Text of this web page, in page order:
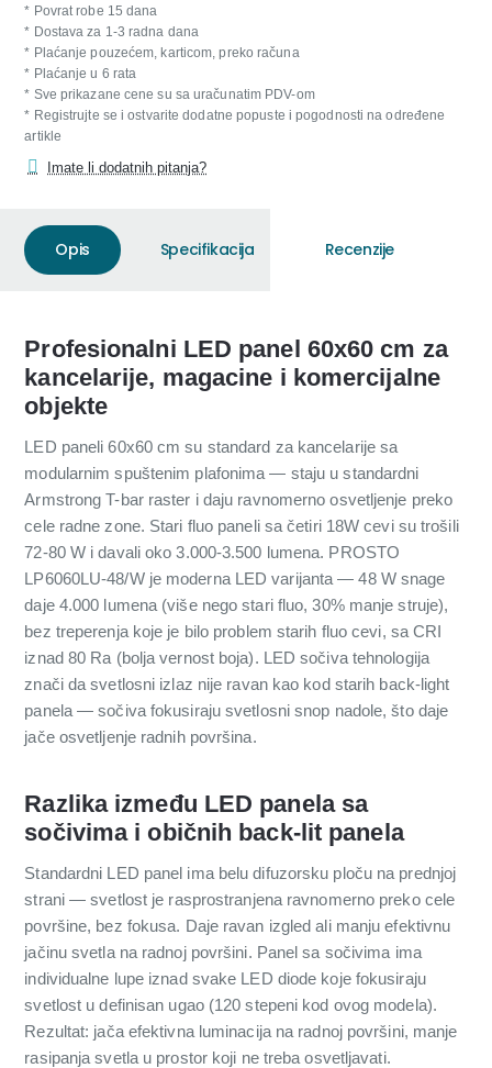
* Povrat robe 15 dana
* Dostava za 1-3 radna dana
* Plaćanje pouzećem, karticom, preko računa
* Plaćanje u 6 rata
* Sve prikazane cene su sa uračunatim PDV-om
* Registrujte se i ostvarite dodatne popuste i pogodnosti na određene
artikle
Imate li dodatnih pitanja?
Opis Specifikacija Recenzije
Profesionalni LED panel 60x60 cm za
kancelarije, magacine i komercijalne
objekte
LED paneli 60x60 cm su standard za kancelarije sa
modularnim spuštenim plafonima — staju u standardni
Armstrong T-bar raster i daju ravnomerno osvetljenje preko
cele radne zone. Stari fluo paneli sa četiri 18W cevi su trošili
72-80 W i davali oko 3.000-3.500 lumena. PROSTO
LP6060LU-48/W je moderna LED varijanta — 48 W snage
daje 4.000 lumena (više nego stari fluo, 30% manje struje),
bez treperenja koje je bilo problem starih fluo cevi, sa CRI
iznad 80 Ra (bolja vernost boja). LED sočiva tehnologija
znači da svetlosni izlaz nije ravan kao kod starih back-light
panela — sočiva fokusiraju svetlosni snop nadole, što daje
jače osvetljenje radnih površina.
Razlika između LED panela sa
sočivima i običnih back-lit panela
Standardni LED panel ima belu difuzorsku ploču na prednjoj
strani — svetlost je rasprostranjena ravnomerno preko cele
površine, bez fokusa. Daje ravan izgled ali manju efektivnu
jačinu svetla na radnoj površini. Panel sa sočivima ima
individualne lupe iznad svake LED diode koje fokusiraju
svetlost u definisan ugao (120 stepeni kod ovog modela).
Rezultat: jača efektivna luminacija na radnoj površini, manje
rasipanja svetla u prostor koji ne treba osvetljavati.